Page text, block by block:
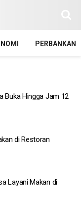
PERBANKAN
Buka Hingga Jam 12
di Restoran
Layani Makan di